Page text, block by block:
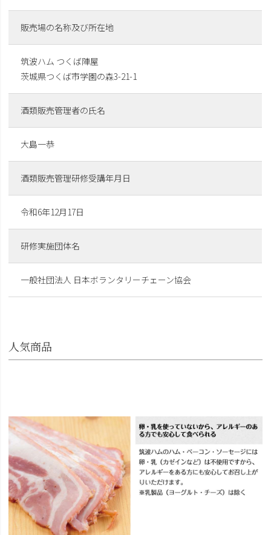
販売場の名称及び所在地
筑波ハム つくば陣屋
茨城県つくば市学園の森3-21-1
酒類販売管理者の氏名
大島一恭
酒類販売管理研修受講年月日
令和6年12月17日
研修実施団体名
一般社団法人 日本ボランタリーチェーン協会
人気商品